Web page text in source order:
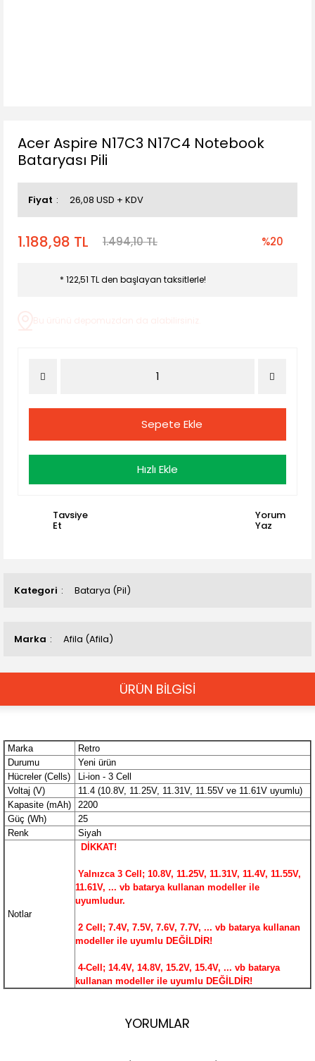
Kategori Batarya (Pil)
Marka Afila (Afila)
Acer Aspire N17C3 N17C4 Notebook
Bataryası Pili
Fiyat 26,08 USD + KDV
1.188,98 TL 1.494,10 TL %20
* 122,51 TL den başlayan taksitlerle!
Sepete Ekle
Hızlı Ekle
Tavsiye
Et
Yorum
Yaz
ÜRÜN BİLGİSİ
Marka
Retro
Durumu
Yeni ürün
Hücreler (Cells)
Li-ion - 3 Cell
Voltaj (V)
11.4 (10.8V, 11.25V, 11.31V, 11.55V ve 11.61V uyumlu)
Kapasite (mAh)
2200
Güç (Wh)
25
Renk
Siyah
Notlar
DİKKAT!
Yalnızca 3 Cell; 10.8V, 11.25V, 11.31V, 11.4V, 11.55V,
11.61V, ... vb batarya kullanan modeller ile
uyumludur.
2 Cell; 7.4V, 7.5V, 7.6V, 7.7V, ... vb batarya kullanan
modeller ile uyumlu DEĞİLDİR!
4-Cell; 14.4V, 14.8V, 15.2V, 15.4V, ... vb batarya
kullanan modeller ile uyumlu DEĞİLDİR!
YORUMLAR